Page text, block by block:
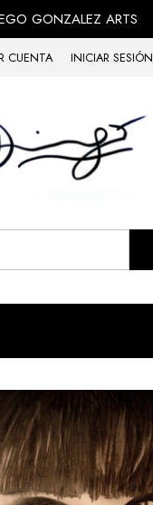
GONZALEZ ARTS
CUENTA INICIAR SESIÓN